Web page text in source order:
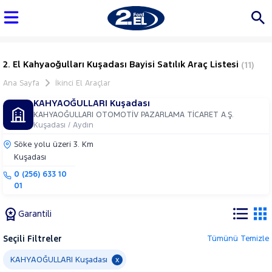
2. El Kahyaoğulları Kuşadası Bayisi Satılık Araç Listesi (11)
Ana Sayfa İkinci El Araçlar
KAHYAOĞULLARI Kuşadası
KAHYAOĞULLARI OTOMOTİV PAZARLAMA TİCARET A.Ş.
Kuşadası / Aydın
Söke yolu üzeri 3. Km
Kuşadası
0 (256) 633 10
01
Garantili
Seçili Filtreler Tümünü Temizle
KAHYAOĞULLARI Kuşadası x